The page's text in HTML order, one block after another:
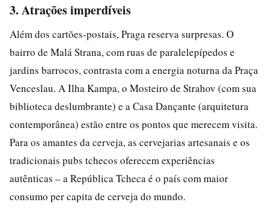
3. Atrações imperdíveis
Além dos cartões-postais, Praga reserva surpresas. O
bairro de Malá Strana, com ruas de paralelepípedos e
jardins barrocos, contrasta com a energia noturna da Praça
Venceslau. A Ilha Kampa, o Mosteiro de Strahov (com sua
biblioteca deslumbrante) e a Casa Dançante (arquitetura
contemporânea) estão entre os pontos que merecem visita.
Para os amantes da cerveja, as cervejarias artesanais e os
tradicionais pubs tchecos oferecem experiências
autênticas – a República Tcheca é o país com maior
consumo per capita de cerveja do mundo.